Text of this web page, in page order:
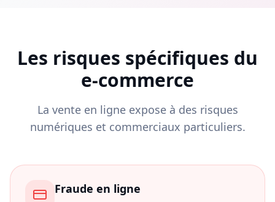
Les risques spécifiques du
e-commerce
La vente en ligne expose à des risques
numériques et commerciaux particuliers.
Fraude en ligne